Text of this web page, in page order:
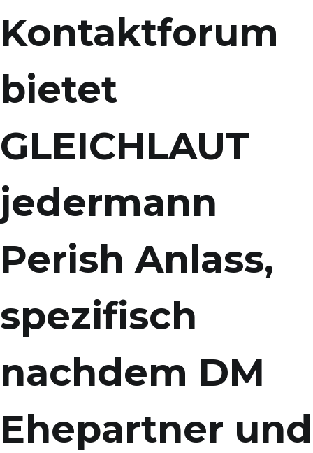
Kontaktforum
bietet
GLEICHLAUT
jedermann
Perish Anlass,
spezifisch
nachdem DM
Ehepartner und